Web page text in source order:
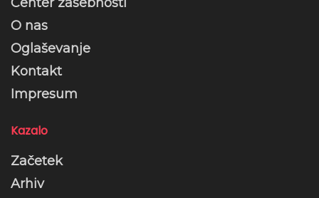
O nas
Oglaševanje
Kontakt
Impresum
Kazalo
Začetek
Arhiv